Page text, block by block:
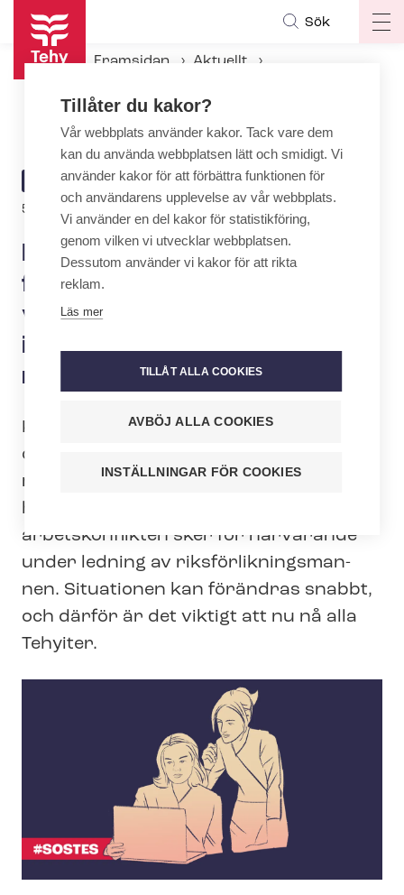
Hoppa
huvudinnehåll
Sök
Framsidan
Aktuellt
ARTICLE
CATEGORY
AKTUELLT
5.2.2026 | 14:33 Author
Medlingen i kollektivavtalet
för den privata so­ci­al­ser­
vicebran­schen (SOSTES) blir
intensivare: uppdatera dina
medlemsuppgifter nu
Kol­lek­tivav­tals­för­hand­ling­ar­na inom
den privata so­ci­al­ser­vicebran­schen har
nått ett kritiskt skede. Ett strejkvarsel
har utfärdats och medling i
arbetskonflikten sker för närvarande
under ledning av riks­för­lik­nings­man­
nen. Situationen kan förändras snabbt,
och därför är det viktigt att nu nå alla
Tehyiter.
Tillåter du kakor?
Vår webbplats använder kakor. Tack vare dem
kan du använda webbplatsen lätt och smidigt. Vi
använder kakor för att förbättra funktionen för
och användarens upplevelse av vår webbplats.
Vi använder en del kakor för statistikföring,
genom vilken vi utvecklar webbplatsen.
Dessutom använder vi kakor för att rikta
reklam.
Läs mer
TILLÅT ALLA COOKIES
AVBÖJ ALLA COOKIES
INSTÄLLNINGAR FÖR COOKIES